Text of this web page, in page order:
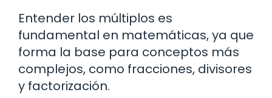
Entender los múltiplos es
fundamental en matemáticas, ya que
forma la base para conceptos más
complejos, como fracciones, divisores
y factorización.